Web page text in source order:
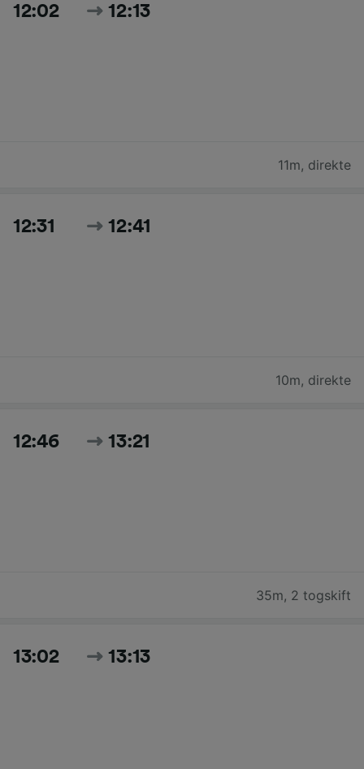
12:02 12:13
11m, direkte
12:31 12:41
10m, direkte
12:46 13:21
35m, 2 togskift
13:02 13:13